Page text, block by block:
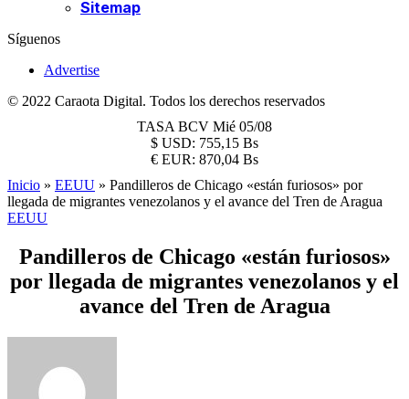
Sitemap
Síguenos
Advertise
© 2022 Caraota Digital. Todos los derechos reservados
TASA BCV Mié 05/08
$ USD: 755,15 Bs
€ EUR: 870,04 Bs
Inicio » EEUU » Pandilleros de Chicago «están furiosos» por
llegada de migrantes venezolanos y el avance del Tren de Aragua
EEUU
Pandilleros de Chicago «están furiosos»
por llegada de migrantes venezolanos y el
avance del Tren de Aragua